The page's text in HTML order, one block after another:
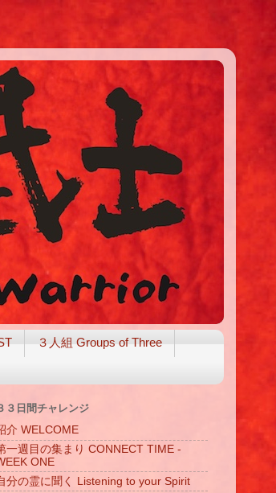
３人組 Groups of Three
３日間チャレンジ
介 WELCOME
一週目の集まり CONNECT TIME -
ONE
分の霊に聞く Listening to your Spirit